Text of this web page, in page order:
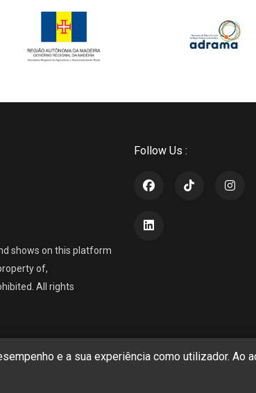
e a sua experiência como utilizador. Ao
shows on this platform
of,
All rights
Follow Us :